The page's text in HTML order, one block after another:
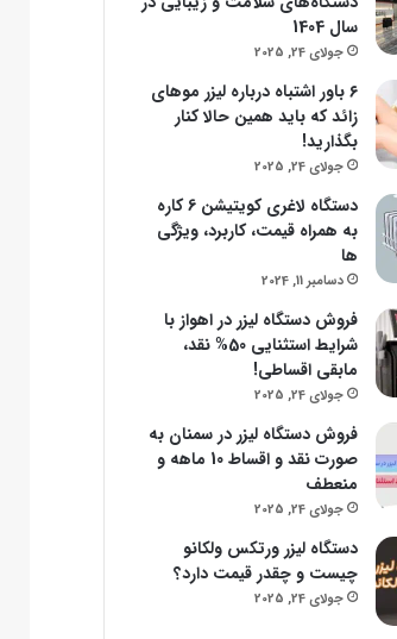
سال 1404
جولای 24, 2025
۶ باور اشتباه درباره لیزر موهای
زائد که باید همین حالا کنار
بگذارید!
جولای 24, 2025
دستگاه لاغری کویتیشن 6 کاره
به همراه قیمت، کاربرد، ویژگی
ها
دسامبر 11, 2024
فروش دستگاه لیزر در اهواز با
شرایط استثنایی 50% نقد،
مابقی اقساطی!
جولای 24, 2025
فروش دستگاه لیزر در سمنان به
صورت نقد و اقساط 10 ماهه و
منعطف
جولای 24, 2025
دستگاه لیزر ورتکس ولکانو
چیست و چقدر قیمت دارد؟
جولای 24, 2025